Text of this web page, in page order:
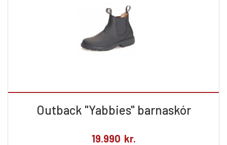
Outback "Yabbies" barnaskór
19.990 kr.